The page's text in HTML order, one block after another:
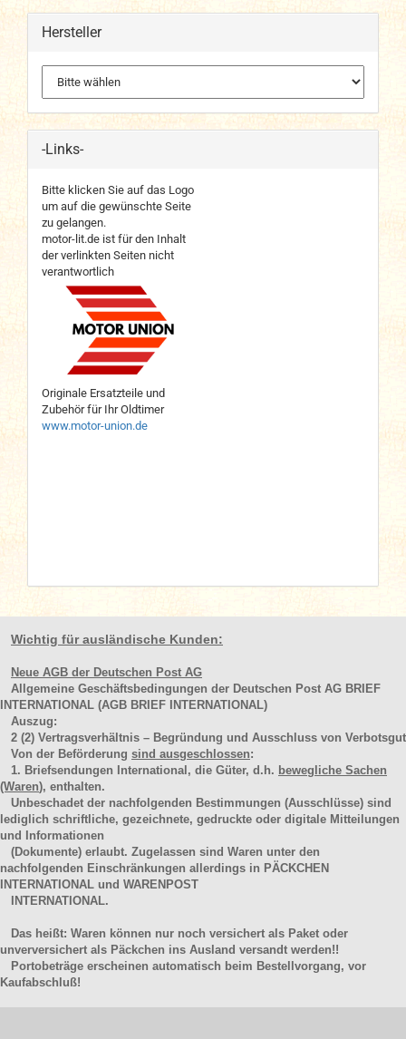
Hersteller
-Links-
Bitte klicken Sie auf das Logo
um auf die gewünschte Seite
zu gelangen.
motor-lit.de ist für den Inhalt
der verlinkten Seiten nicht
verantwortlich
Originale Ersatzteile und
Zubehör für Ihr Oldtimer
www.motor-union.de
Wichtig für ausländische Kunden:
Neue AGB der Deutschen Post AG
Allgemeine Geschäftsbedingungen der Deutschen Post AG BRIEF
INTERNATIONAL (AGB BRIEF INTERNATIONAL)
Auszug:
2 (2) Vertragsverhältnis – Begründung und Ausschluss von Verbotsgut
Von der Beförderung sind ausgeschlossen:
1. Briefsendungen International, die Güter, d.h. bewegliche Sachen
(Waren), enthalten.
Unbeschadet der nachfolgenden Bestimmungen (Ausschlüsse) sind
lediglich schriftliche, gezeichnete, gedruckte oder digitale Mitteilungen
und Informationen
(Dokumente) erlaubt. Zugelassen sind Waren unter den
nachfolgenden Einschränkungen allerdings in PÄCKCHEN
INTERNATIONAL und WARENPOST
INTERNATIONAL.
Das heißt: Waren können nur noch versichert als Paket oder
unverversichert als Päckchen ins Ausland versandt werden!!
Portobeträge erscheinen automatisch beim Bestellvorgang, vor
Kaufabschluß!